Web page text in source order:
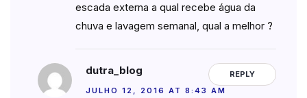
escada externa a qual recebe água da
chuva e lavagem semanal, qual a melhor ?
REPLY
dutra_blog
JULHO 12, 2016 AT 8:43 AM